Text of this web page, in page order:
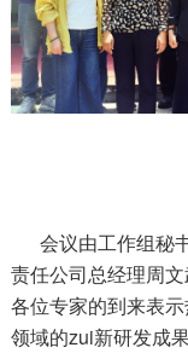
会议由工作组秘
责任公司总经理周
各位专家的到来表
领域的zui新研发成